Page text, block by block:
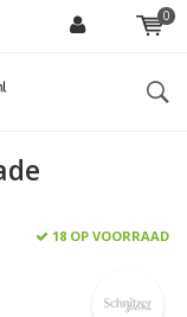
0
18 OP VOORRAAD